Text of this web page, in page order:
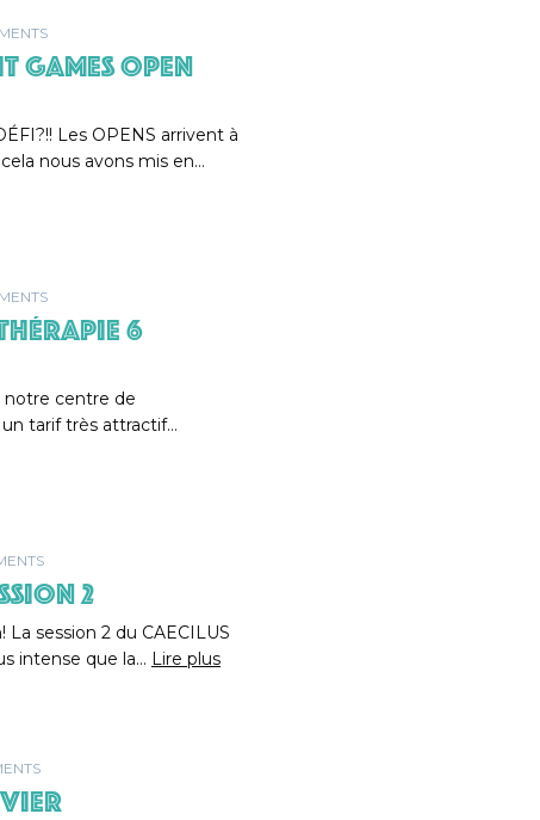
GAMES OPEN
Les OPENS arrivent à
nous avons mis en…
6
notre centre de
tarif très attractif…
2
session 2 du CAECILUS
intense que la… Lire plus